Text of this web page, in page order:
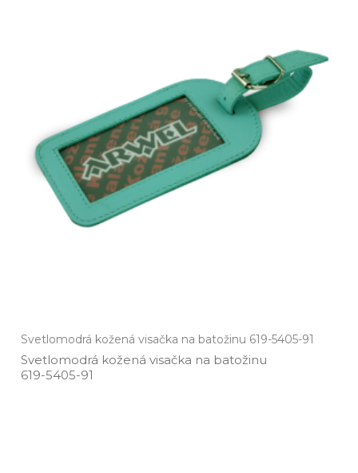
Svetlomodrá kožená visačka na batožinu 619-5405-91
Svetlomodrá kožená visačka na batožinu
619­-5405­-91